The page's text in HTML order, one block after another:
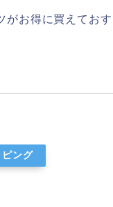
がお得に買えておす
ング